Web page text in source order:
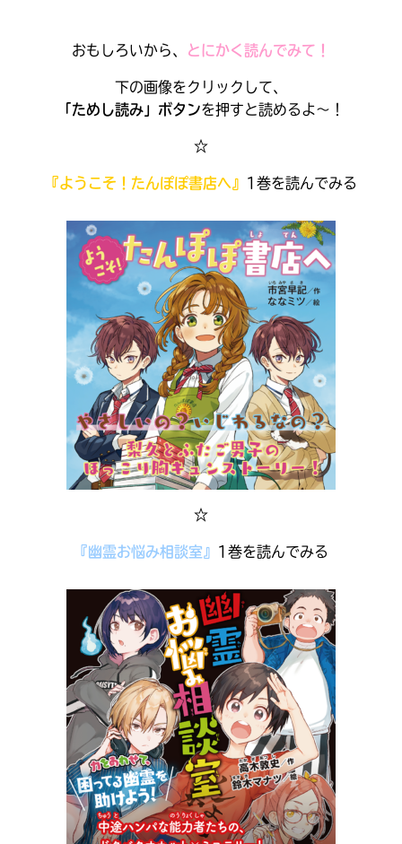
できる掲示板
大人気
シリーズに
出会える
キミノラジオ配信中！
いろんな動画が
見られる
おもしろいから、 とにかく読んでみて！
下の画像をクリックして、
「ためし読み」ボタンを押すと読めるよ～！
☆
『ようこそ！たんぽぽ書店へ』 1巻を読んでみる
☆
『幽霊お悩み相談室』 1巻を読んでみる